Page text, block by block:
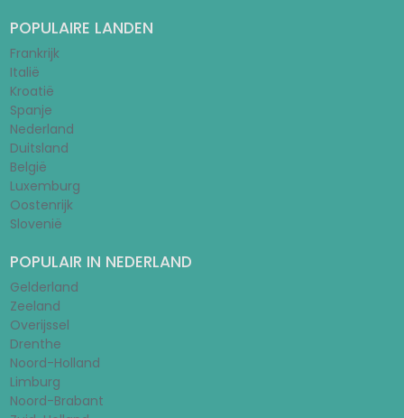
POPULAIRE LANDEN
Frankrijk
Italië
Kroatië
Spanje
Nederland
Duitsland
België
Luxemburg
Oostenrijk
Slovenië
POPULAIR IN NEDERLAND
Gelderland
Zeeland
Overijssel
Drenthe
Noord-Holland
Limburg
Noord-Brabant